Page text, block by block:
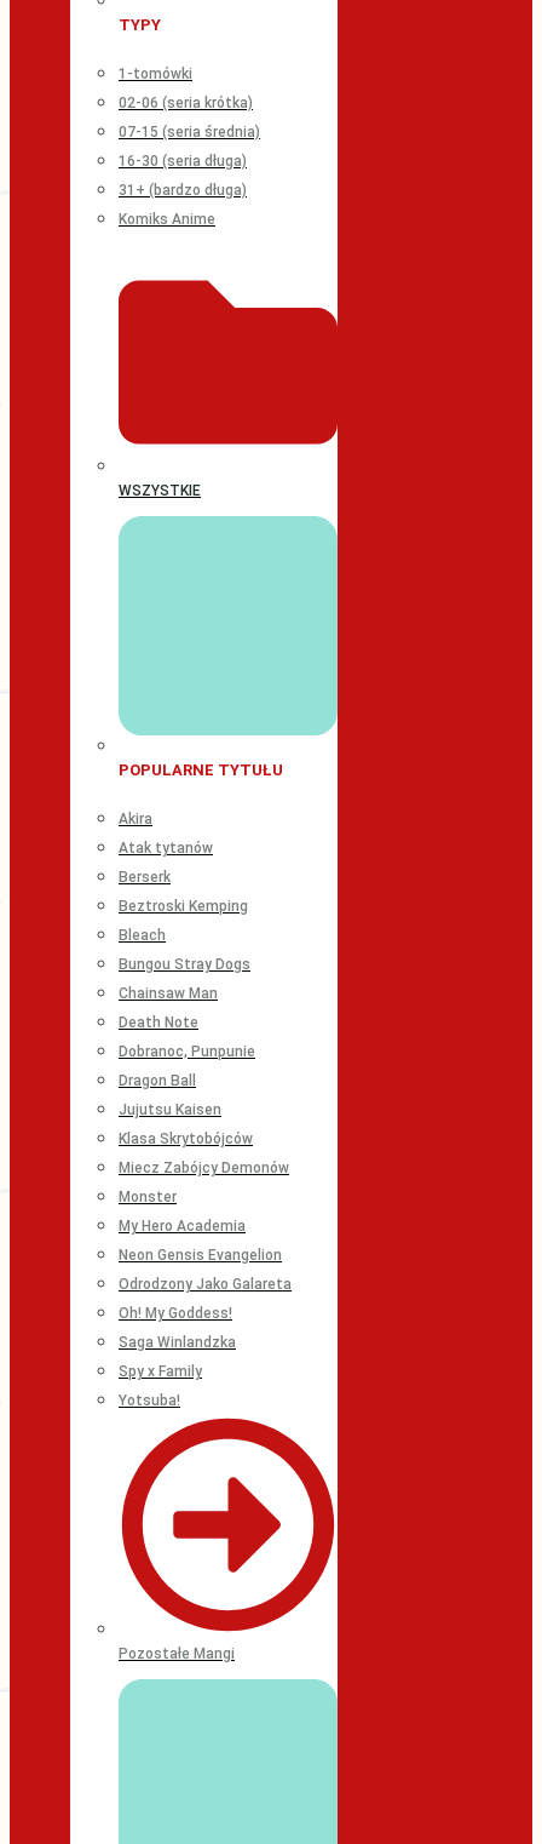
TYPY
1-tomówki
02-06 (seria krótka)
07-15 (seria średnia)
16-30 (seria długa)
31+ (bardzo długa)
Komiks Anime
WSZYSTKIE
POPULARNE TYTUŁU
Akira
Atak tytanów
Berserk
Beztroski Kemping
Bleach
Bungou Stray Dogs
Chainsaw Man
Death Note
Dobranoc, Punpunie
Dragon Ball
Jujutsu Kaisen
Klasa Skrytobójców
Miecz Zabójcy Demonów
Monster
My Hero Academia
Neon Gensis Evangelion
Odrodzony Jako Galareta
Oh! My Goddess!
Saga Winlandzka
Spy x Family
Yotsuba!
Pozostałe Mangi